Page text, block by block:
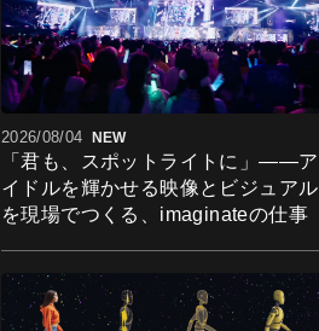
2026/08/04 NEW
「君も、スポットライトに」――ア
イドルを輝かせる映像とビジュアル
を現場でつくる、imaginateの仕事